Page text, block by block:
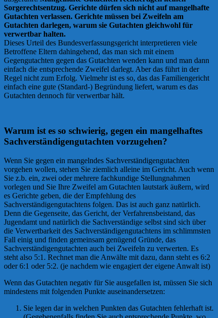
Sorgerechtsentzug. Gerichte dürfen sich nicht auf mangelhafte
Gutachten verlassen. Gerichte müssen bei Zweifeln am
Gutachten darlegen, warum sie Gutachten gleichwohl für
verwertbar halten.
Dieses Urteil des Bundesverfassungsgericht interpretieren viele
Betroffene Eltern dahingehend, das man sich mit einem
Gegengutachten gegen das Gutachten wenden kann und man dann
einfach die entsprechende Zweifel darlegt. Aber das führt in der
Regel nicht zum Erfolg. Vielmehr ist es so, das das Familiengericht
einfach eine gute (Standard-) Begründung liefert, warum es das
Gutachten dennoch für verwertbar hält.
Warum ist es so schwierig, gegen ein mangelhaftes
Sachverständigengutachten vorzugehen?
Wenn Sie gegen ein mangelndes Sachverständigengutachten
vorgehen wollen, stehen Sie ziemlich alleine im Gericht. Auch wenn
Sie z.b. ein, zwei oder mehrere fachkundige Stellungnahmen
vorlegen und Sie Ihre Zweifel am Gutachten lautstark äußern, wird
es Gerichte geben, die der Empfehlung des
Sachverständigengutachtens folgen. Das ist auch ganz natürlich.
Denn die Gegenseite, das Gericht, der Verfahrensbeistand, das
Jugendamt und natürlich die Sachverständige selbst sind sich über
die Verwertbarkeit des Sachverständigengutachtens im schlimmsten
Fall einig und finden gemeinsam genügend Gründe, das
Sachverständigengutachten auch bei Zweifeln zu verwerten. Es
steht also 5:1. Rechnet man die Anwälte mit dazu, dann steht es 6:2
oder 6:1 oder 5:2. (je nachdem wie engagiert der eigene Anwalt ist)
Wenn das Gutachten negativ für Sie ausgefallen ist, müssen Sie sich
mindestens mit folgenden Punkte auseinandersetzen:
Sie legen dar in welchen Punkten das Gutachten fehlerhaft ist.